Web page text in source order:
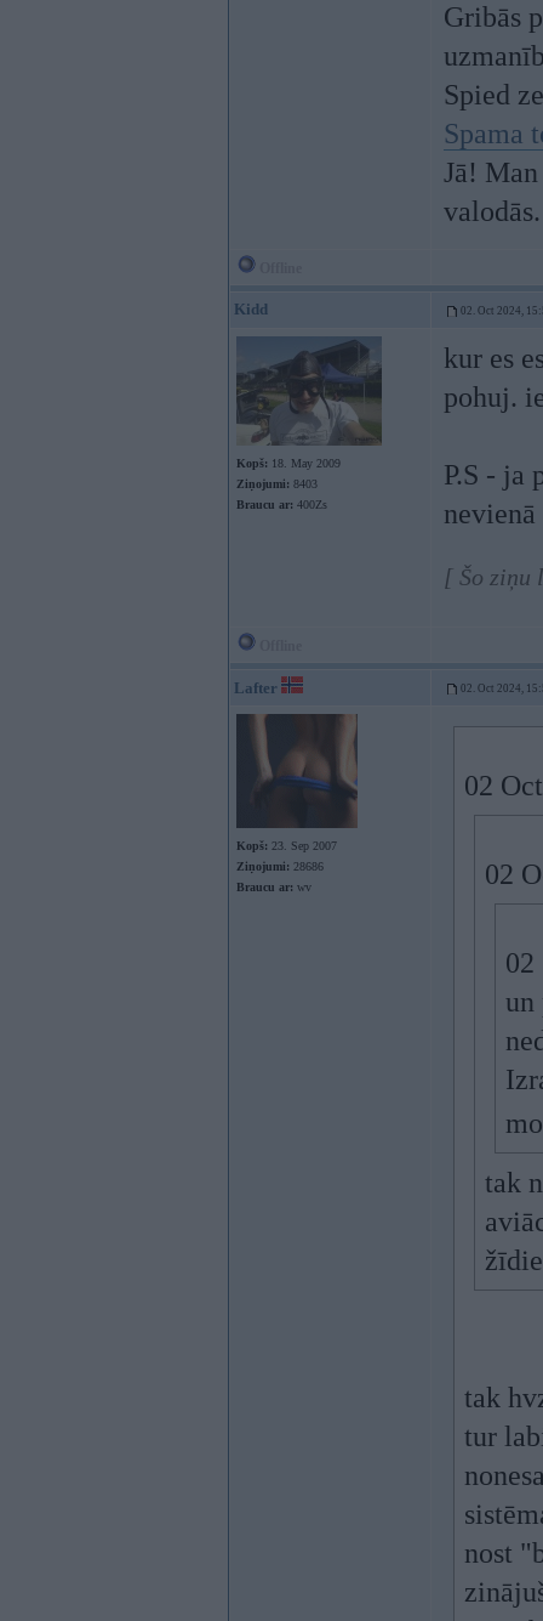
Gribās
Spied
Spama
Jā!
valodās.
Kidd 02. Oct 2024,
Kopš: 18. May 2009
Ziņojumi: 8403
Braucu ar: 400Zs
kur es
pohuj.
P.S - ja
[ Šo ziņu
Lafter 02. Oct 2024,
Kopš: 23. Sep 2007
Ziņojumi: 28686
Braucu ar: wv
02
02
02
un
tak
tak
tur
nost